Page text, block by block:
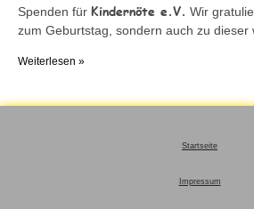
Spenden für Kindernöte e.V. Wir
zum Geburtstag, sondern auch zu dieser
Weiterlesen »
Startseite
Impressum